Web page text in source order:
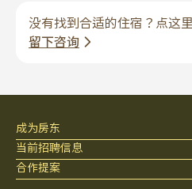
没有找到合适的住宿？点这
留下咨询
成为房东
当前招聘信息
合作提案